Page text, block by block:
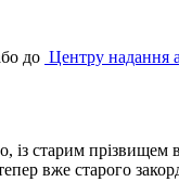
до Центру надання
старим
вже старого